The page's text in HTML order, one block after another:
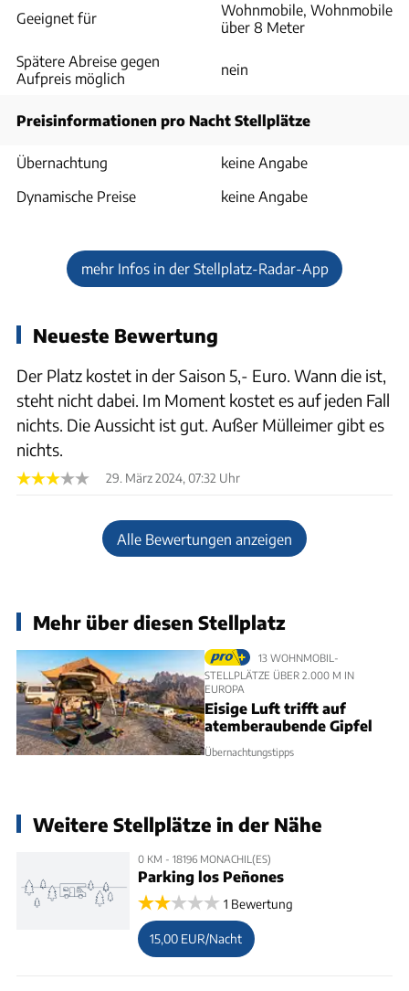
Geeignet für
Wohnmobile, Wohnmobile
über 8 Meter
Spätere Abreise gegen
Aufpreis möglich
nein
Preisinformationen pro Nacht Stellplätze
Übernachtung
keine Angabe
Dynamische Preise
keine Angabe
mehr Infos in der Stellplatz-Radar-App
Neueste Bewertung
Der Platz kostet in der Saison 5,- Euro. Wann die ist,
steht nicht dabei. Im Moment kostet es auf jeden Fall
nichts. Die Aussicht ist gut. Außer Mülleimer gibt es
nichts.
29. März 2024, 07:32 Uhr
Alle Bewertungen anzeigen
Mehr über diesen Stellplatz
13 WOHNMOBIL-
STELLPLÄTZE ÜBER 2.000 M IN
EUROPA
Eisige Luft trifft auf
atemberaubende Gipfel
Übernachtungstipps
Weitere Stellplätze in der Nähe
0 KM - 18196 MONACHIL(ES)
Parking los Peñones
1 Bewertung
15,00 EUR/Nacht